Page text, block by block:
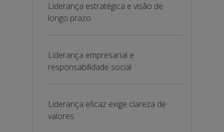
Liderança estratégica e visão de
longo prazo
Liderança empresarial e
responsabilidade social
Liderança eficaz exige clareza de
valores